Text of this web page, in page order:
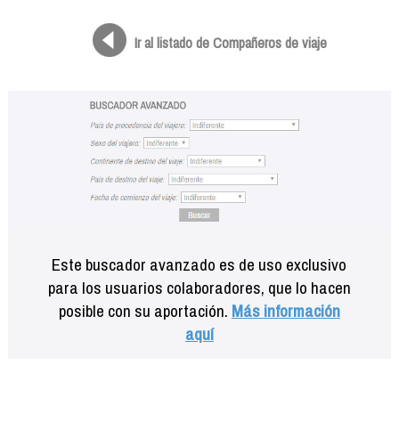
Ir al listado de Compañeros de viaje
Este buscador avanzado es de uso exclusivo
para los usuarios colaboradores, que lo hacen
posible con su aportación. Más información
aquí